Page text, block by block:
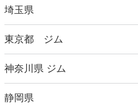
埼玉県
東京都 ジム
神奈川県 ジム
静岡県